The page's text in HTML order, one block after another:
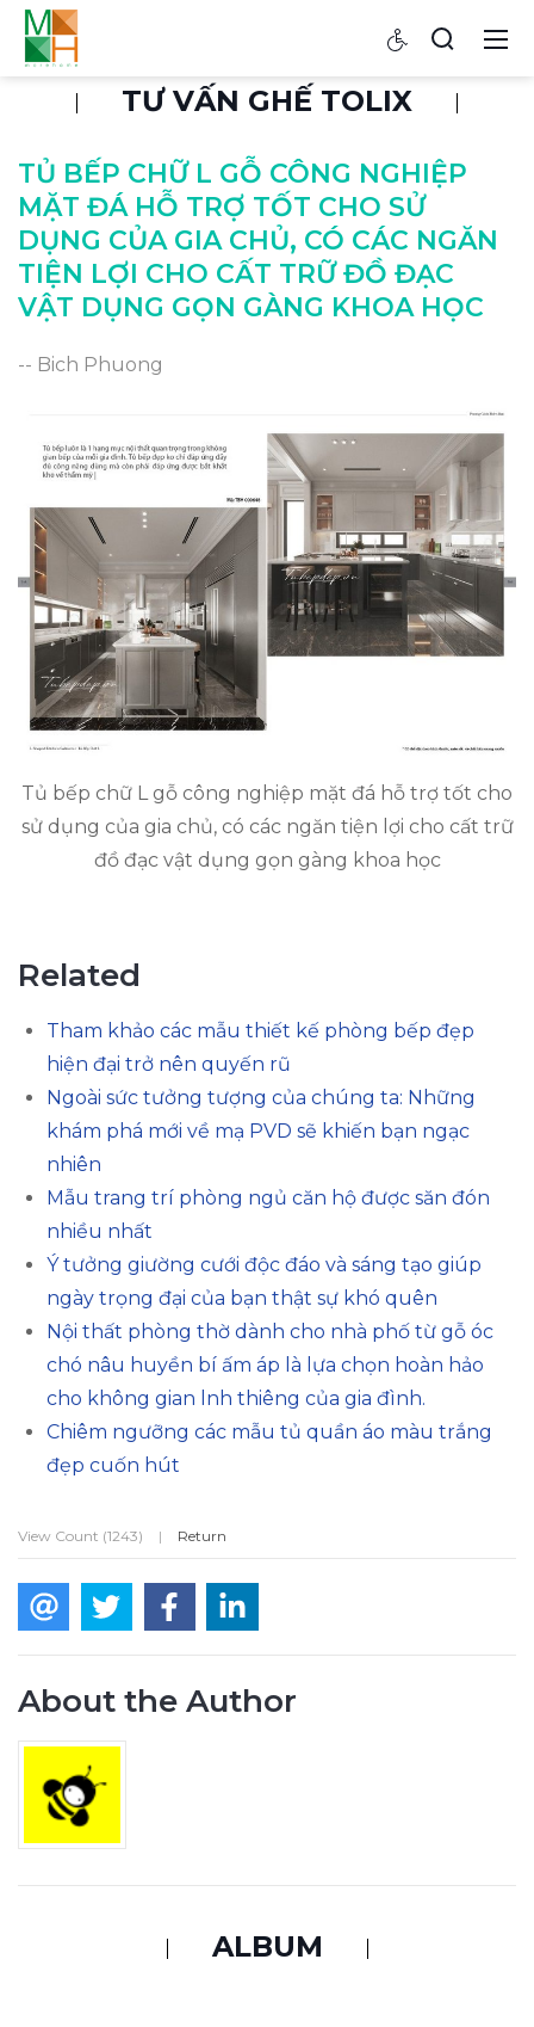
TƯ VẤN GHẾ TOLIX
TỦ BẾP CHỮ L GỖ CÔNG NGHIỆP
MẶT ĐÁ HỖ TRỢ TỐT CHO SỬ
DỤNG CỦA GIA CHỦ, CÓ CÁC NGĂN
TIỆN LỢI CHO CẤT TRỮ ĐỒ ĐẠC
VẬT DỤNG GỌN GÀNG KHOA HỌC
-- Bich Phuong
Tủ bếp chữ L gỗ công nghiệp mặt đá hỗ trợ tốt cho
sử dụng của gia chủ, có các ngăn tiện lợi cho cất trữ
đồ đạc vật dụng gọn gàng khoa học
Related
Tham khảo các mẫu thiết kế phòng bếp đẹp
hiện đại trở nên quyến rũ
Ngoài sức tưởng tượng của chúng ta: Những
khám phá mới về mạ PVD sẽ khiến bạn ngạc
nhiên
Mẫu trang trí phòng ngủ căn hộ được săn đón
nhiều nhất
Ý tưởng giường cưới độc đáo và sáng tạo giúp
ngày trọng đại của bạn thật sự khó quên
Nội thất phòng thờ dành cho nhà phố từ gỗ óc
chó nâu huyền bí ấm áp là lựa chọn hoàn hảo
cho không gian lnh thiêng của gia đình.
Chiêm ngưỡng các mẫu tủ quần áo màu trắng
đẹp cuốn hút
View Count (1243) | Return
About the Author
ALBUM